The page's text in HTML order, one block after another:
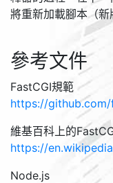
將重新加載腳本（新
參考文件
FastCGI規範
https://
維基百科上的
https://
Node.js